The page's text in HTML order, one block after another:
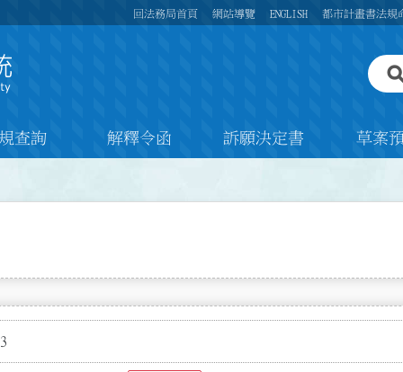
回法務局首頁 網站導覽 ENGLISH 都市計畫書法規
查詢 解釋令函 訴願決定書 草案